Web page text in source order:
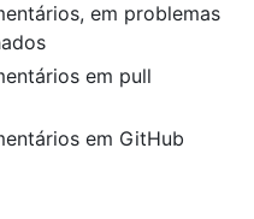
em problemas
em pull
em GitHub